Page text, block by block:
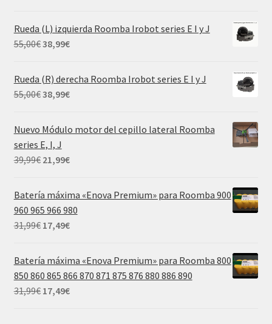
original
era:
69,99€.
actual
Rueda (L) izquierda Roomba Irobot series E I y J
55,00€ El
original
era:
55,00€.
38,99€El
actual
Rueda (R) derecha Roomba Irobot series E I y J
55,00€ El
original
era:
55,00€.
38,99€El
Nuevo Módulo motor del cepillo lateral Roomba
series E, I, J
39,99€ El
original
era:
21,99€El
actual
es:
Batería máxima «Enova Premium» para Roomba 900
960 965 966 980
31,99€ El
original
era:
17,49€El
actual
es:
Batería máxima «Enova Premium» para Roomba 800
850 860 865 866 870 871 875 876 880 886 890
31,99€ El
17,49€El